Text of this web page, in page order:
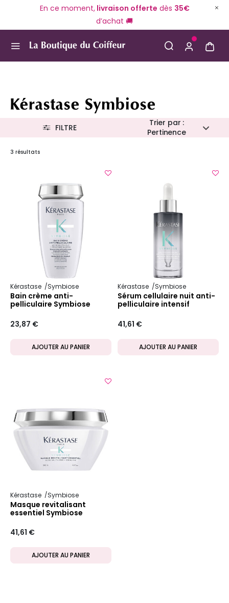
En ce moment,livraison offerte dès 35€
d’achat 🚚
Kérastase Symbiose
Trier par :
Pertinence
FILTRE
3 résultats
Kérastase Symbiose
Bain crème anti-
pelliculaire Symbiose
23,87 €
AJOUTER AU PANIER
Kérastase Symbiose
Sérum cellulaire nuit anti-
pelliculaire intensif
Symbiose
41,61 €
AJOUTER AU PANIER
Kérastase Symbiose
Masque revitalisant
essentiel Symbiose
41,61 €
AJOUTER AU PANIER